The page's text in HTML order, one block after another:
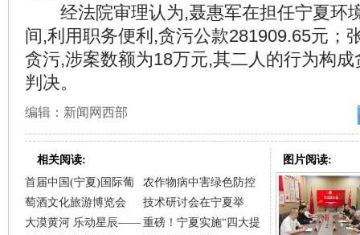
经法院审理认为,聂惠军在担任宁夏环
间,利用职务便利,贪污公款281909.65元；
贪污,涉案数额为18万元,其二人的行为构
判决。
编辑：新闻网西部
相关阅读:
首届中国(宁夏)国际葡
萄酒文化旅游博览会
农作物病中害绿色防控
技术研讨会在宁夏举
大漠黄河 乐动星辰—— 重磅！宁夏实施“四大提
图片阅读: